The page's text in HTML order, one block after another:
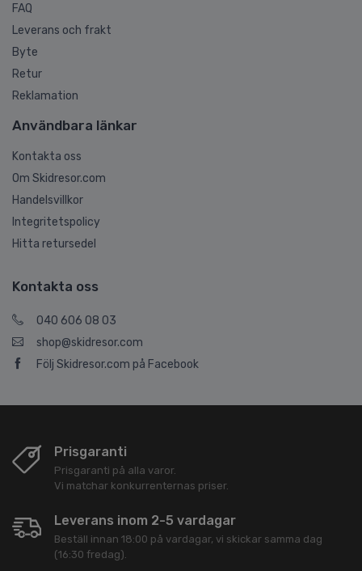
FAQ
Leverans och frakt
Byte
Retur
Reklamation
Användbara länkar
Kontakta oss
Om Skidresor.com
Handelsvillkor
Integritetspolicy
Hitta retursedel
Kontakta oss
040 606 08 03
shop@skidresor.com
Följ Skidresor.com på Facebook
Prisgaranti
Prisgaranti på alla varor.
Vi matchar konkurrenternas priser.
Leverans inom 2-5 vardagar
Beställ innan 18:00 på vardagar, vi skickar samma dag
(16:30 fredag).